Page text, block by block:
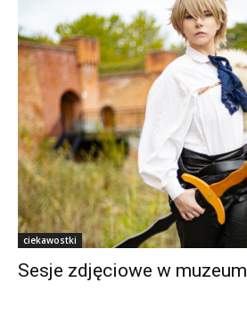
ciekawostki
Sesje zdjęciowe w muzeum